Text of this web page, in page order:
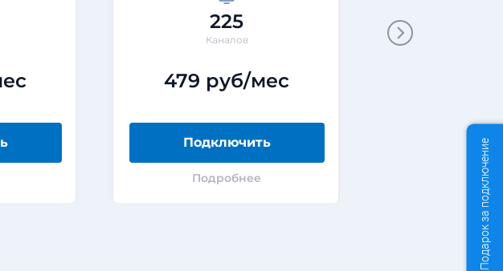
225
Каналов
479 руб/мес
Подключить
Подробнее Подарок за подключение